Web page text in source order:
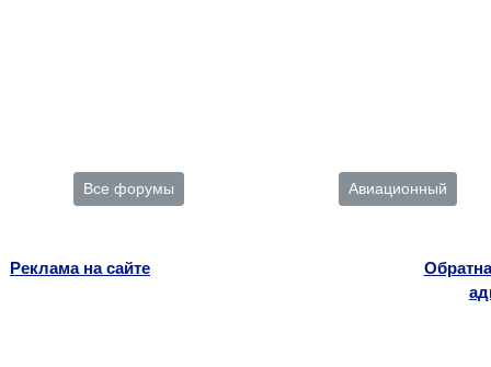
Все форумы Авиационный
Реклама на сайте